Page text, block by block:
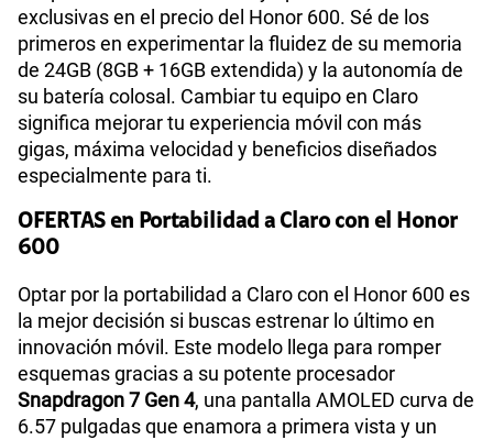
exclusivas en el precio del Honor 600. Sé de los
primeros en experimentar la fluidez de su memoria
de 24GB (8GB + 16GB extendida) y la autonomía de
su batería colosal. Cambiar tu equipo en Claro
significa mejorar tu experiencia móvil con más
gigas, máxima velocidad y beneficios diseñados
especialmente para ti.
OFERTAS en Portabilidad a Claro con el Honor
600
Optar por la portabilidad a Claro con el Honor 600 es
la mejor decisión si buscas estrenar lo último en
innovación móvil. Este modelo llega para romper
esquemas gracias a su potente procesador
Snapdragon 7 Gen 4, una pantalla AMOLED curva de
6.57 pulgadas que enamora a primera vista y un